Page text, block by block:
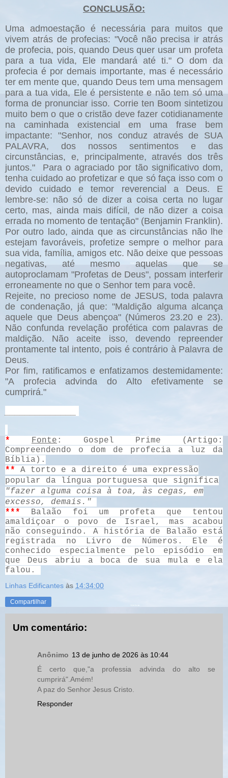
CONCLUSÃO:
Uma admoestação é necessária para muitos que
vivem atrás de profecias: "Você não precisa ir atrás
de profecia, pois, quando Deus quer usar um profeta
para a tua vida, Ele mandará até ti." O dom da
profecia é por demais importante, mas é necessário
ter em mente que, quando Deus tem uma mensagem
para a tua vida, Ele é persistente e não tem só uma
forma de pronunciar isso. Corrie ten Boom sintetizou
muito bem o que o cristão deve fazer cotidianamente
na caminhada existencial em uma frase bem
impactante: "Senhor, nos conduz através de SUA
PALAVRA, dos nossos sentimentos e das
circunstâncias, e, principalmente, através dos três
juntos." Para o agraciado por tão significativo dom,
tenha cuidado ao profetizar e que só faça isso com o
devido cuidado e temor reverencial a Deus. E
lembre-se: não só de dizer a coisa certa no lugar
certo, mas, ainda mais difícil, de não dizer a coisa
errada no momento de tentação" (Benjamin Franklin).
Por outro lado, ainda que as circunstâncias não lhe
estejam favoráveis, profetize sempre o melhor para
sua vida, família, amigos etc. Não deixe que pessoas
negativas, até mesmo aquelas que se
autoproclamam "Profetas de Deus", possam interferir
erroneamente no que o Senhor tem para você.
Rejeite, no precioso nome de JESUS, toda palavra
de condenação, já que: "Maldição alguma alcança
aquele que Deus abençoa" (Números 23.20 e 23).
Não confunda revelação profética com palavras de
maldição. Não aceite isso, devendo repreender
prontamente tal intento, pois é contrário à Palavra de
Deus.
Por fim, ratificamos e enfatizamos destemidamente:
"A profecia advinda do Alto efetivamente se
cumprirá."
* Fonte : Gospel Prime (Artigo:
Compreendendo o dom de profecia a luz da
Bíblia).
**
A torto e a direito é uma expressão
popular da língua portuguesa que significa
"fazer alguma coisa à toa, às cegas, em
excesso, demais."
***
Balaão foi um profeta que tentou
amaldiçoar o povo de Israel, mas acabou
não conseguindo. A história de Balaão está
registrada no Livro de Números. Ele é
conhecido especialmente pelo episódio em
que Deus abriu a boca de sua mula e ela
falou.
Linhas Edificantes às 14:34:00
Compartilhar
Um comentário:
Anônimo 13 de junho de 2026 às 10:44
É certo que,"a professia advinda do alto se
cumprirá".Amém!
A paz do Senhor Jesus Cristo.
Responder